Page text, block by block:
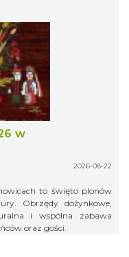
w
2026-08-22
to święto plonów
Obrzędy dożynkowe,
i wspólna zabawa
oraz gości.